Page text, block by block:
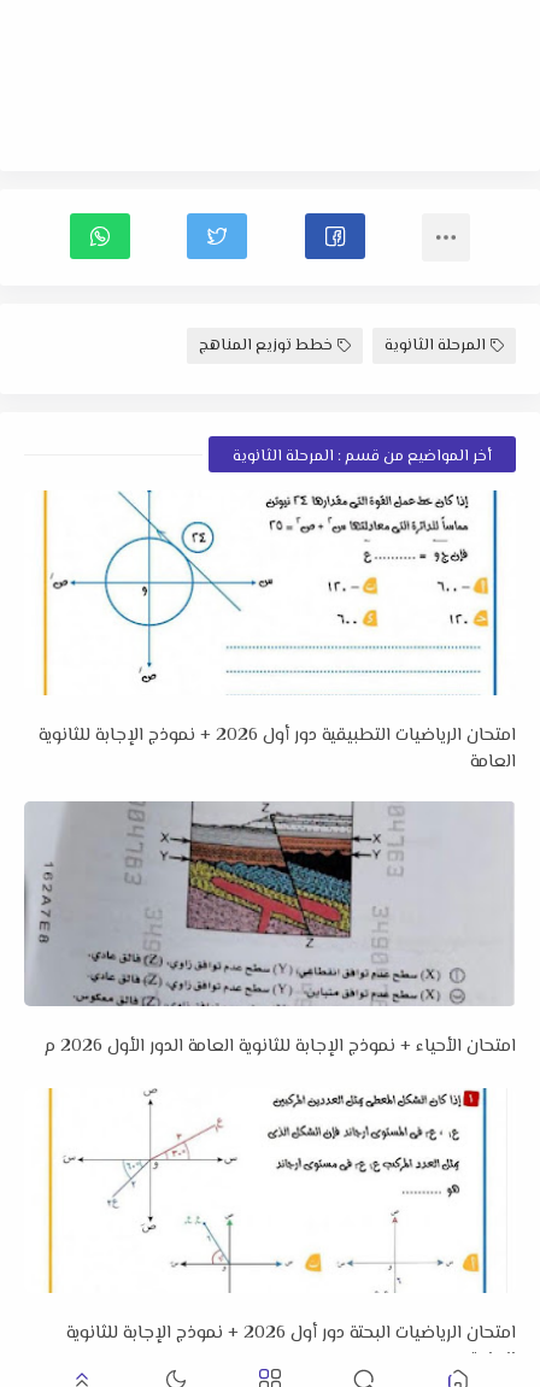
المرحلة الثانوية خطط توزيع المناهج
أخر المواضيع من قسم : المرحلة الثانوية
امتحان الرياضيات التطبيقية دور أول 2026 + نموذج الإجابة للثانوية
العامة
امتحان الأحياء + نموذج الإجابة للثانوية العامة الدور الأول 2026 م
امتحان الرياضيات البحتة دور أول 2026 + نموذج الإجابة للثانوية
العامة